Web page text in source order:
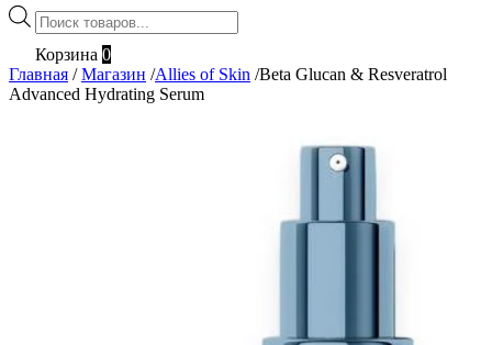
Поиск
товаров
Корзина 0
Главная / Магазин /Allies of Skin /Beta Glucan & Resveratrol
Advanced Hydrating Serum